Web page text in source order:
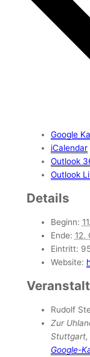
Google
iCalendar
Outlook
Outlook
Details
Beginn:
Ende: 12.
Eintritt:
Website:
Rudolf
Zur
Stuttgart,
Google-